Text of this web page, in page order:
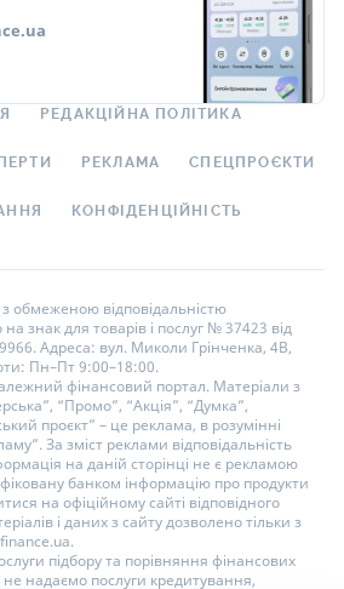
РЕДАКЦІЙНА ПОЛІТИКА
РЕКЛАМА СПЕЦПРОЄКТИ
КОНФІДЕНЦІЙНІСТЬ
обмеженою відповідальністю
знак для товарів і послуг № 37423 від
Адреса: вул. Миколи Грінченка, 4В,
Пн–Пт 9:00–18:00.
фінансовий портал. Матеріали з
“Промо”, “Акція”, “Думка”,
проєкт” – це реклама, в розумінні
За зміст реклами відповідальність
на даній сторінці не є рекламою
банком інформацію про продукти
на офіційному сайті відповідного
і даних з сайту дозволено тільки з
підбору та порівняння фінансових
не надаємо послуги кредитування,